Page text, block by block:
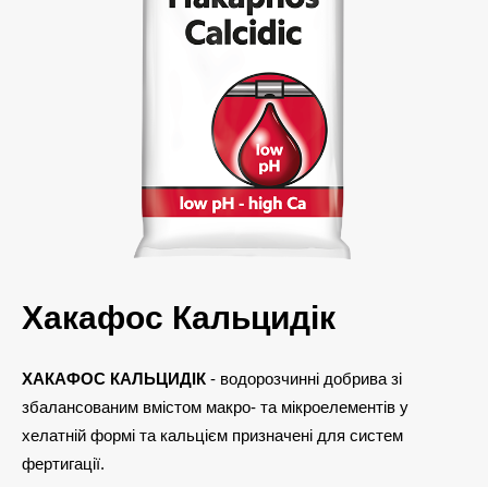
Хакафос Кальцидік
ХАКАФОС КАЛЬЦИДІК - водорозчинні добрива зі
збалансованим вмістом макро- та мікроелементів у
хелатній формі та кальцієм призначені для систем
фертигації.